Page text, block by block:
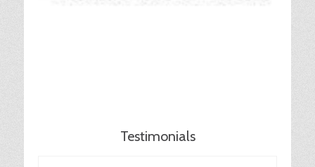
Testimonials